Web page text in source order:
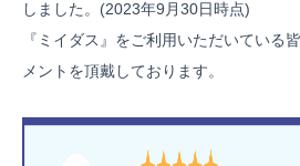
しました。(2023年9月30日時点)
『ミイダス』をご利用いただいている
メントを頂戴しております。